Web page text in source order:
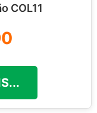
COL11